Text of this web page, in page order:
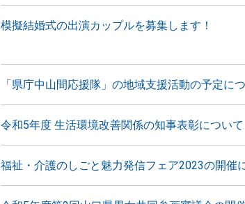
模擬結婚式の出演カップルを募集します！
「県庁中山間応援隊」の地域支援活動の予定に
令和5年度 生活環境改善関係の知事表彰について
福祉・介護のしごと魅力発信フェア2023の開催